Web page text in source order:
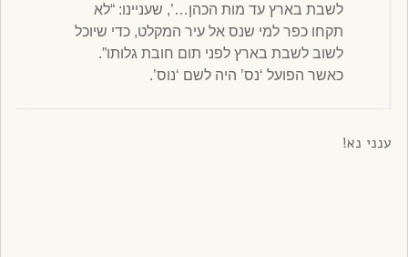
לשבת בארץ עד מות הכהן…’, שעניינו: “לא
תקחו כפר למי שנס אל עיר המקלט, כדי שיוכל
לשוב לשבת בארץ לפני תום חובת גלותו”.
כאשר הפועל ‘נס’ היה לשם ‘נוס’.
ענני נא!